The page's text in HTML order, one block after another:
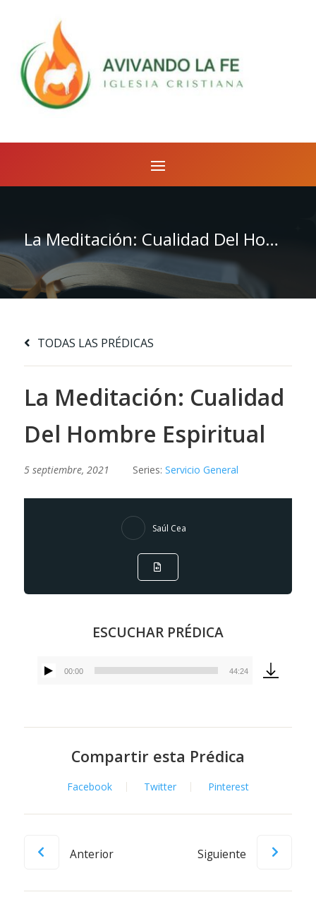
La Meditación: Cualidad Del Hombre Espiritual
TODAS LAS PRÉDICAS
La Meditación: Cualidad
Del Hombre Espiritual
5 septiembre, 2021 Series: Servicio General
Saúl Cea
ESCUCHAR PRÉDICA
Reproductor
00:00 44:24
Compartir esta Prédica
Facebook Twitter Pinterest
Anterior Siguiente